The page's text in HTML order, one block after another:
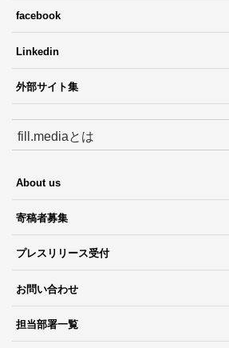
facebook
Linkedin
外部サイト集
fill.mediaとは
About us
寄稿者募集
プレスリリース受付
お問い合わせ
担当部署一覧